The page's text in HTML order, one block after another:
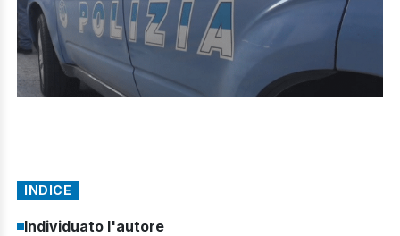
INDICE
Individuato l'autore